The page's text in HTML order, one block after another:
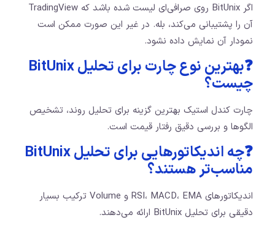
اگر BitUnix روی صرافی‌ای لیست شده باشد که TradingView
آن را پشتیبانی می‌کند، بله. در غیر این صورت ممکن است
نمودار آن نمایش داده نشود.
❓بهترین نوع چارت برای تحلیل BitUnix
چیست؟
چارت کندل استیک بهترین گزینه برای تحلیل روند، تشخیص
الگوها و بررسی دقیق رفتار قیمت است.
❓چه اندیکاتورهایی برای تحلیل BitUnix
مناسب‌تر هستند؟
اندیکاتورهای RSI، MACD، EMA و Volume ترکیب بسیار
دقیقی برای تحلیل BitUnix ارائه می‌دهند.